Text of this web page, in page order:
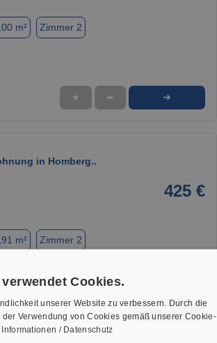
m² Zimmer 2
★ ➦ ➜
in Homberg..
425 €
m² Zimmer 2
Cookies.
unserer Website zu verbessern. Durch die
Verwendung von Cookies gemäß unserer Cookie-
/ Datenschutz